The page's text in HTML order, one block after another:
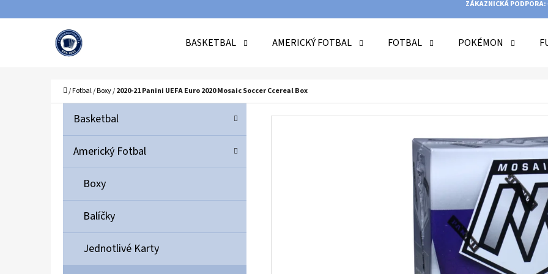
ZÁKAZNICKÁ PODPORA:
BASKETBAL AMERICKÝ FOTBAL FOTBAL POKÉMON
Domů
/Fotbal/Boxy/2020-21 Panini UEFA Euro 2020 Mosaic Soccer Ccereal Box
Přeskočit
kategorie
K
T
G
R
E
Basketbal
Americký Fotbal
Boxy
Balíčky
Jednotlivé Karty
Zpět
Zpět
DOPORUČUJEME